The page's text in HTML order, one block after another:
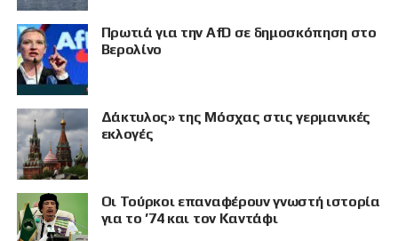
ΠΡΟΒΟΛΗ
Πρωτιά για την AfD σε δημοσκόπηση στο
Βερολίνο
Δάκτυλος» της Μόσχας στις γερμανικές
εκλογές
Οι Τούρκοι επαναφέρουν γνωστή ιστορία
για το ’74 και τον Καντάφι